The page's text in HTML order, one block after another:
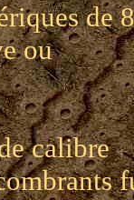
de
ou
calibre